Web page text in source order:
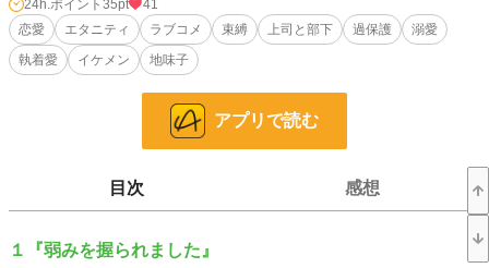
2021/3/10
しおりを挟んでくださっている皆様へ。
こちらの作品はすごく昔に書いたのをリメイクして連載していたものです。
しかし、古い作品なので……時代背景と言うか……いろいろ突っ込みどころ満載
楽しい作品に仕上げるのが厳しいと判断し、連載を中止させていただくことにし
修正していないのと、若かりし頃の作品のため、
甘めに見てくださいm(__)m
24h.ポイント 35pt
41
恋愛
エタニティ ラブコメ 束縛 上司と部下 過保護
溺愛
執着愛
イケメン 地味子
アプリで読む
目次 感想
１『弱みを握られました』